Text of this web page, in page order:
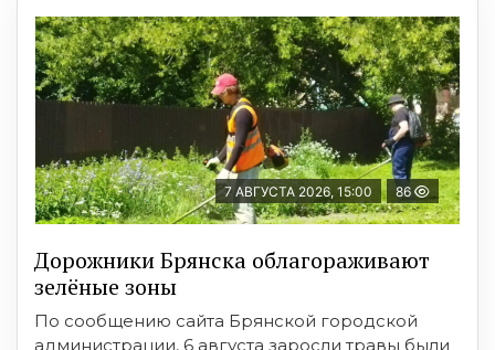
7 АВГУСТА 2026, 15:00 86
Дорожники Брянска облагораживают
зелёные зоны
По сообщению сайта Брянской городской
администрации, 6 августа заросли травы были